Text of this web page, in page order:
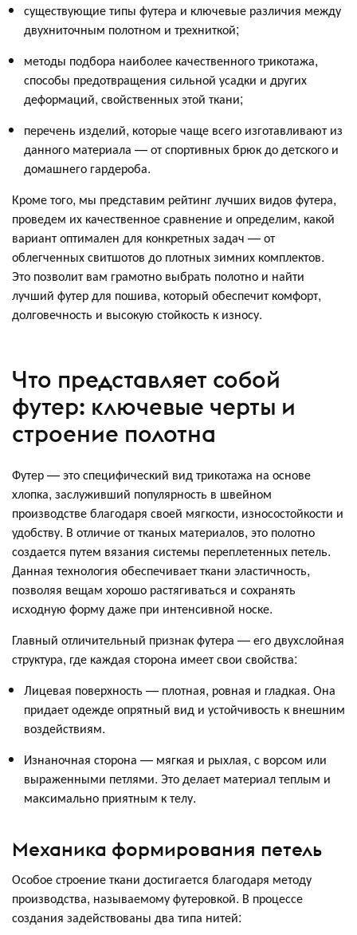
существующие типы футера и ключевые различия между
двухниточным полотном и трехниткой;
методы подбора наиболее качественного трикотажа,
способы предотвращения сильной усадки и других
деформаций, свойственных этой ткани;
перечень изделий, которые чаще всего изготавливают из
данного материала — от спортивных брюк до детского и
домашнего гардероба.
Кроме того, мы представим рейтинг лучших видов футера,
проведем их качественное сравнение и определим, какой
вариант оптимален для конкретных задач — от
облегченных свитшотов до плотных зимних комплектов.
Это позволит вам грамотно выбрать полотно и найти
лучший футер для пошива, который обеспечит комфорт,
долговечность и высокую стойкость к износу.
Что представляет собой
футер: ключевые черты и
строение полотна
Футер — это специфический вид трикотажа на основе
хлопка, заслуживший популярность в швейном
производстве благодаря своей мягкости, износостойкости и
удобству. В отличие от тканых материалов, это полотно
создается путем вязания системы переплетенных петель.
Данная технология обеспечивает ткани эластичность,
позволяя вещам хорошо растягиваться и сохранять
исходную форму даже при интенсивной носке.
Главный отличительный признак футера — его двухслойная
структура, где каждая сторона имеет свои свойства:
Лицевая поверхность — плотная, ровная и гладкая. Она
придает одежде опрятный вид и устойчивость к внешним
воздействиям.
Изнаночная сторона — мягкая и рыхлая, с ворсом или
выраженными петлями. Это делает материал теплым и
максимально приятным к телу.
Механика формирования петель
Особое строение ткани достигается благодаря методу
производства, называемому футеровкой. В процессе
создания задействованы два типа нитей: